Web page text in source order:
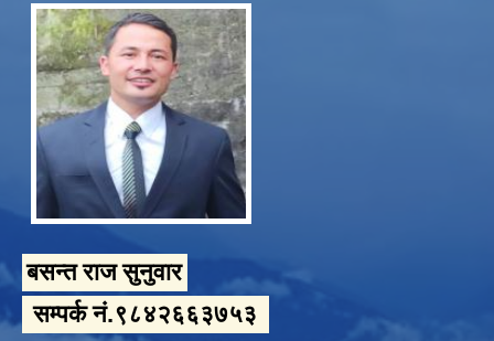
बसन्त राज सुनुवार
सम्पर्क नं.९८४२६६३७५३